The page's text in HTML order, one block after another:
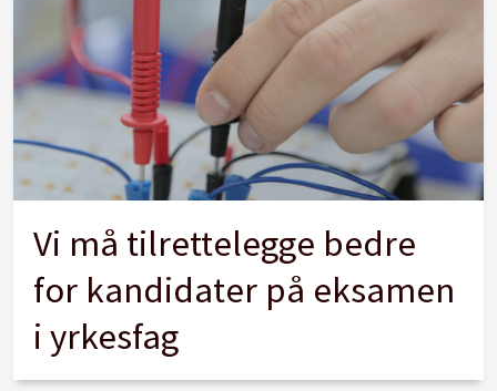
Vi må tilrettelegge bedre
for kandidater på eksamen
i yrkesfag